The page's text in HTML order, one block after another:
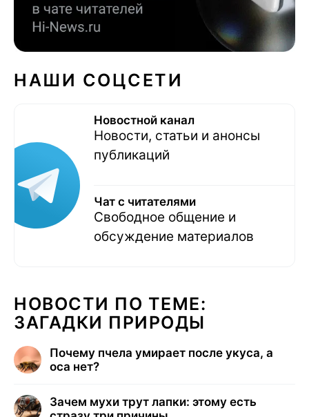
НАШИ СОЦСЕТИ
Новостной канал
Новости, статьи и анонсы
публикаций
Чат с читателями
Свободное общение и
обсуждение материалов
НОВОСТИ ПО ТЕМЕ:
ЗАГАДКИ ПРИРОДЫ
Почему пчела умирает после укуса, а
оса нет?
Зачем мухи трут лапки: этому есть